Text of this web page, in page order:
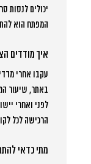
יכולים לנסות
המפתח הוא
איך מודדים
עקבו אחרי
באתר, שיעור
לפני ואחרי
הרכישה לכל
מתי כדאי